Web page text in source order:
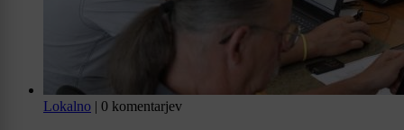
Lokalno | 0 komentarjev